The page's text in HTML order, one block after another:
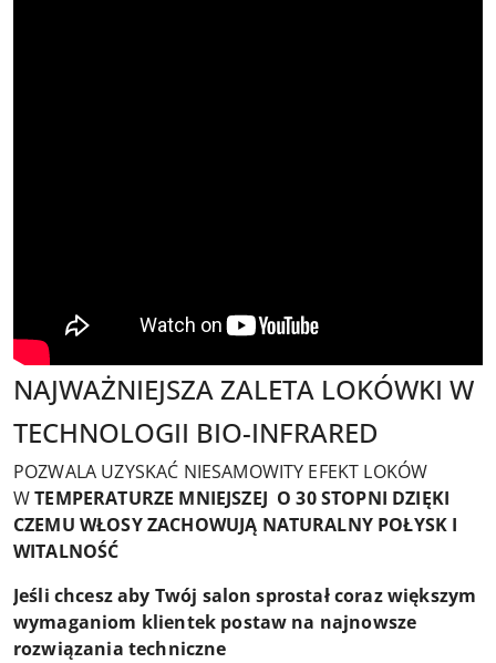
NAJWAŻNIEJSZA ZALETA LOKÓWKI W
TECHNOLOGII BIO-INFRARED
POZWALA UZYSKAĆ NIESAMOWITY EFEKT LOKÓW
WTEMPERATURZE MNIEJSZEJ O 30 STOPNI DZIĘKI
CZEMU WŁOSY ZACHOWUJĄ NATURALNY POŁYSK I
WITALNOŚĆ
Jeśli chcesz aby Twój salon sprostał coraz większym
wymaganiom klientek postaw na najnowsze
rozwiązania techniczne